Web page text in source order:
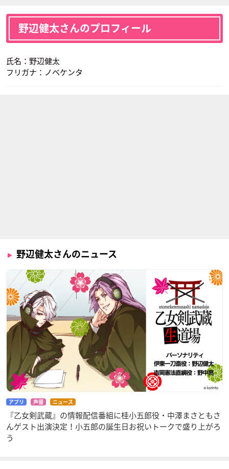
野辺健太さんのプロフィール
氏名：野辺健太
フリガナ：ノベケンタ
野辺健太さんのニュース
アプリ 声優 ニュース
『乙女剣武蔵』の情報配信番組に桂小五郎役・中澤まさともさ
んゲスト出演決定！小五郎の誕生日お祝いトークで盛り上がろ
う